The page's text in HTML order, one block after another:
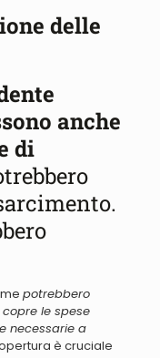
delle
anche
di
potrebbero
le spese
necessarie a
è cruciale